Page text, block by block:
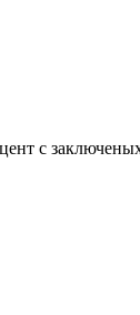
с заключеных